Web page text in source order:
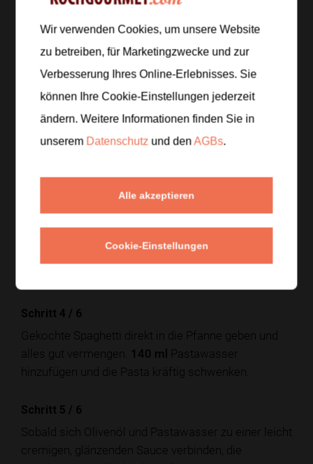
Kochen bringen und die Spaghetti darin al dente
garen. Vor dem Abgießen140 mlPastawasser
auffangen.
Während die Pasta kocht, Knoblauchzehen schälen
und in möglichst dünne Scheiben schneiden.
Petersilie fein hacken und zur Seite stellen.
Schritt 3/6
Olivenöl in einer großen Pfanne bei niedriger Hitze
und langsam aromatisieren, bis der Knoblauch
Er sollte nicht braun werden
Schritt 4 / 6
Gekochte Spaghetti direkt in die Pfanne geben und
alles gut vermengen. 140 ml Pastawasser
hinzufügen und die Pasta kräftig schwenken.
Schritt 5 / 6
Sobald sich Olivenöl und Pastawasser zu einer leicht
cremigen, glänzenden Sauce verbinden, die
Wir verwenden Cookies, um unsere Website
zu betreiben, für Marketingzwecke und zur
Verbesserung Ihres Online-Erlebnisses. Sie
können Ihre Cookie-Einstellungen jederzeit
ändern. Weitere Informationen finden Sie in
unserem Datenschutz und denAGBs.
Alle akzeptieren
Cookie-Einstellungen